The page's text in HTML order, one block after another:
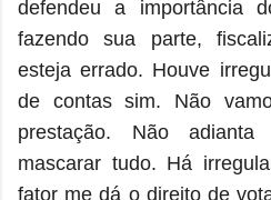
defendeu a importância
fazendo sua parte,
esteja errado. Houve
de contas sim. Não
prestação. Não
mascarar tudo. Há
fator me dá o direito de